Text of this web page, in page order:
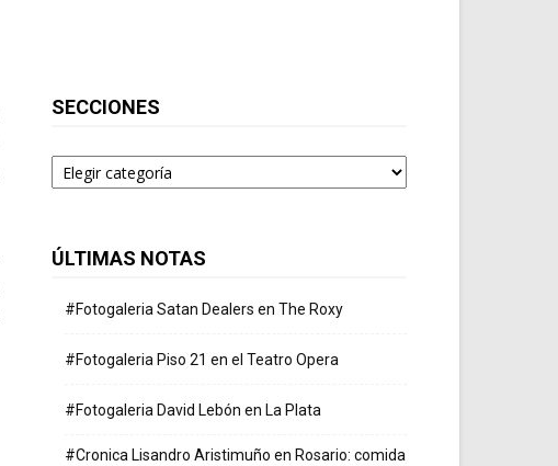
SECCIONES
Secciones
ÚLTIMAS NOTAS
#Fotogaleria Satan Dealers en The Roxy
#Fotogaleria Piso 21 en el Teatro Opera
#Fotogaleria David Lebón en La Plata
#Cronica Lisandro Aristimuño en Rosario: comida